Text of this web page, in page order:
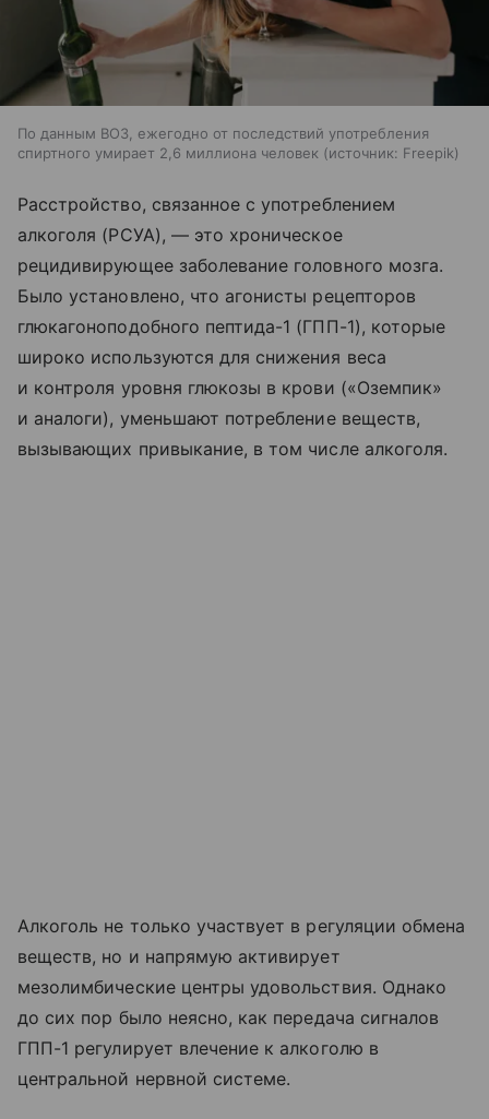
По данным ВОЗ, ежегодно от последствий употребления
спиртного умирает 2,6 миллиона человек
источник: Freepik
Расстройство, связанное с употреблением
алкоголя (РСУА), — это хроническое
рецидивирующее заболевание головного мозга.
Было установлено, что агонисты рецепторов
глюкагоноподобного пептида-1 (ГПП-1), которые
широко используются для снижения веса
и контроля уровня глюкозы в крови («Оземпик»
и аналоги), уменьшают потребление веществ,
вызывающих привыкание, в том числе алкоголя.
Алкоголь не только участвует в регуляции обмена
веществ, но и напрямую активирует
мезолимбические центры удовольствия. Однако
до сих пор было неясно, как передача сигналов
ГПП-1 регулирует влечение к алкоголю в
центральной нервной системе.